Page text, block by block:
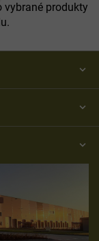
vybrané produkty